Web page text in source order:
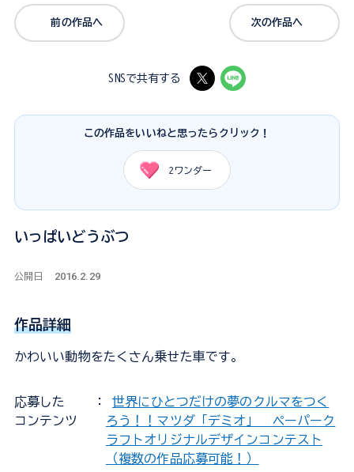
前の作品へ 次の作品へ
SNSで共有する
この作品をいいねと思ったらクリック！
2 ワンダー
いっぱいどうぶつ
公開日 2016.2.29
作品詳細
かわいい動物をたくさん乗せた車です。
応募した
コンテンツ
：世界にひとつだけの夢のクルマをつく
ろう！！マツダ「デミオ」 ペーパーク
ラフトオリジナルデザインコンテスト
（複数の作品応募可能！）